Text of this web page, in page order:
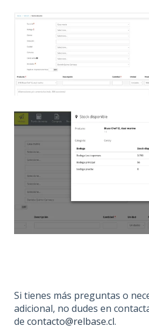
Si tienes más preguntas o
adicional, no dudes en
de contacto@relbase.cl.